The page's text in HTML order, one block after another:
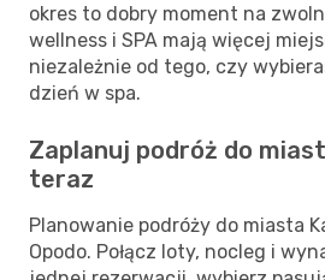
okres to dobry moment na
wellness i SPA mają więcej
niezależnie od tego, czy
dzień w spa.
Zaplanuj podróż do
teraz
Planowanie podróży do miasta
Opodo. Połącz loty, nocleg i